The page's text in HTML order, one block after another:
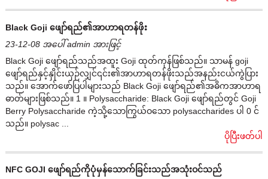
Black Goji ဖျော်ရည်၏အာဟာရတန်ဖိုး
23-12-08 အပေါ် admin အားဖြင့်
Black Goji ဖျော်ရည်သည်အထူး Goji ထုတ်ကုန်ဖြစ်သည်။ သာမန် goji
ဖျော်ရည်နှင့်နှိုင်းယှဉ်လျှင်၎င်း၏အာဟာရတန်ဖိုးသည်အနည်းငယ်ကွဲပြား
သည်။ အောက်ဖော်ပြပါများသည် Black Goji ဖျော်ရည်၏အဓိကအာဟာရ
ဓာတ်များဖြစ်သည်။ 1 ။ Polysaccharide: Black Goji ဖျော်ရည်တွင် Goji
Berry Polysaccharide ကဲ့သို့သောကြွယ်ဝသော polysaccharides ပါ 0 င်
သည်။ polysac ...
ပိုပြီးဖတ်ပါ
NFC GOJI ဖျော်ရည်ကိုပုံမှန်သောက်ခြင်းသည်အသုံးဝင်သည်